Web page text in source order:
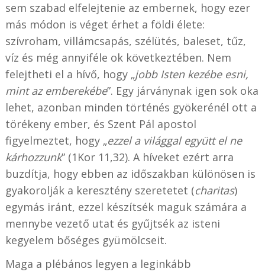
sem szabad elfelejtenie az embernek, hogy ezer
más módon is véget érhet a földi élete:
szívroham, villámcsapás, szélütés, baleset, tűz,
víz és még annyiféle ok következtében. Nem
felejtheti el a hívő, hogy „jobb Isten kezébe esni,
mint az emberekébe”. Egy járványnak igen sok oka
lehet, azonban minden történés gyökerénél ott a
törékeny ember, és Szent Pál apostol
figyelmeztet, hogy „ezzel a világgal együtt el ne
kárhozzunk” (1Kor 11,32). A híveket ezért arra
buzdítja, hogy ebben az időszakban különösen is
gyakorolják a keresztény szeretetet (charitas)
egymás iránt, ezzel készítsék maguk számára a
mennybe vezető utat és gyűjtsék az isteni
kegyelem bőséges gyümölcseit.
Maga a plébános legyen a leginkább